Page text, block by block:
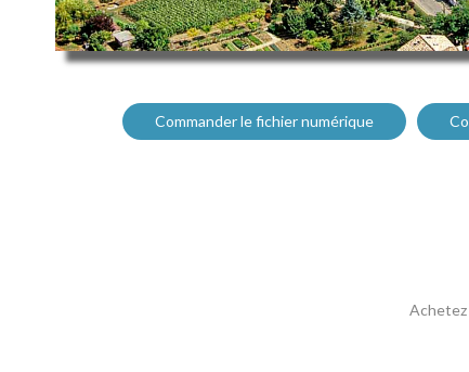
Commander le fichier numérique
Achetez